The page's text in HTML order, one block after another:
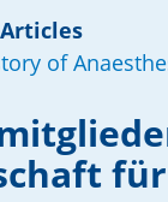
of